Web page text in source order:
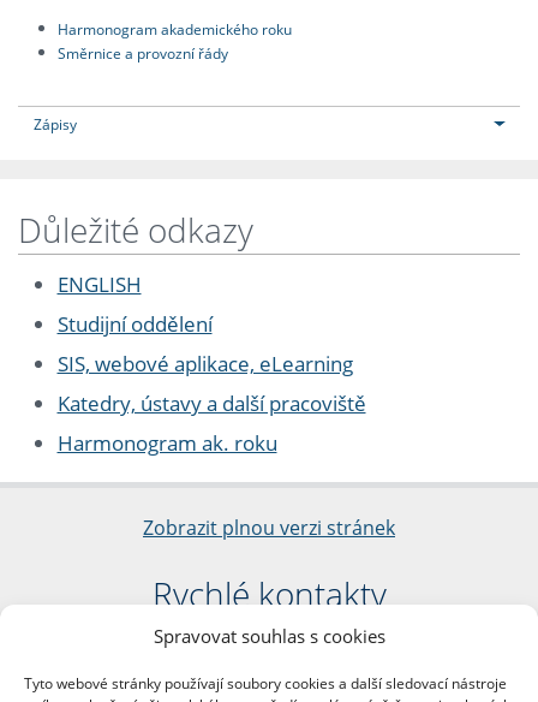
Spravovat souhlas s cookies
Tyto webové stránky používají soubory cookies a další sledovací nástroje
Harmonogram akademického roku
Směrnice a provozní řády
Zápisy
Důležité odkazy
ENGLISH
Studijní oddělení
SIS, webové aplikace, eLearning
Katedry, ústavy a další pracoviště
Harmonogram ak. roku
Zobrazit plnou verzi stránek
Rychlé kontakty
Filozofická fakulta
nám. Jana Palacha 1/2